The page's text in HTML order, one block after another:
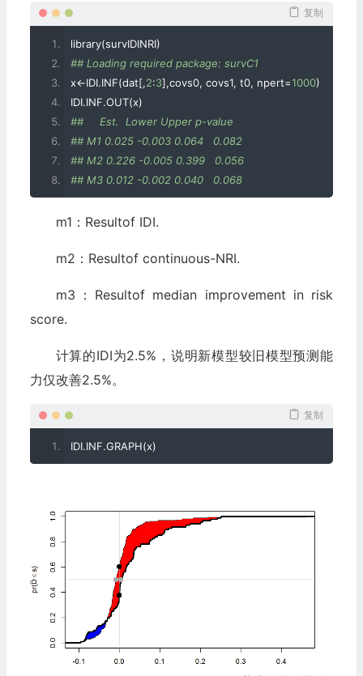
复制
library(survIDINRI)
## Loading required package: survC1
x<-IDI.INF(dat[,2:3],covs0, covs1, t0, npert=1000)
IDI.INF.OUT(x)
##     Est.  Lower Upper p-value
## M1 0.025 -0.003 0.064   0.082
## M2 0.226 -0.005 0.399   0.056
## M3 0.012 -0.002 0.040   0.068
m1：Resultof IDI.
m2：Resultof continuous-NRI.
m3：Resultof median improvement in risk
score.
计算的IDI为2.5%，说明新模型较旧模型预测能
力仅改善2.5%。
复制
IDI.INF.GRAPH(x)